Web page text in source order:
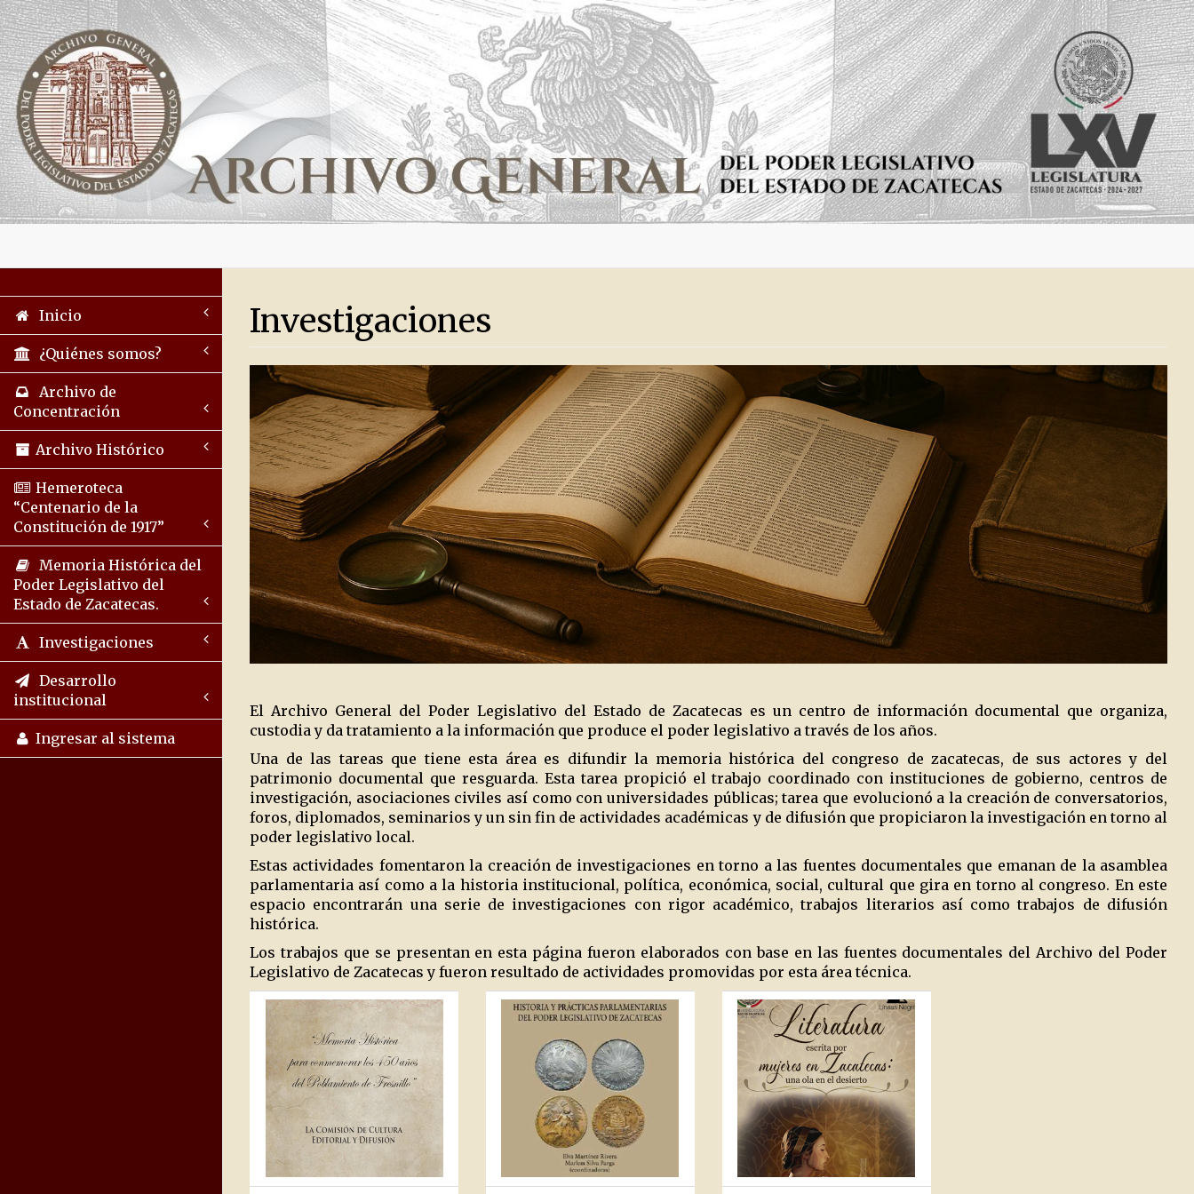
Inicio
¿Quiénes somos?
Archivo de
Concentración
Archivo Histórico
Hemeroteca
“Centenario de la
Constitución de 1917”
Memoria Histórica del
Poder Legislativo del
Estado de Zacatecas.
Investigaciones
Desarrollo
institucional
Ingresar al sistema
Investigaciones
El Archivo General del Poder Legislativo del Estado de Zacatecas es un centro de información documental que organiza,
custodia y da tratamiento a la información que produce el poder legislativo a través de los años.
Una de las tareas que tiene esta área es difundir la memoria histórica del congreso de zacatecas, de sus actores y del
patrimonio documental que resguarda. Esta tarea propició el trabajo coordinado con instituciones de gobierno, centros de
investigación, asociaciones civiles así como con universidades públicas; tarea que evolucionó a la creación de conversatorios,
foros, diplomados, seminarios y un sin fin de actividades académicas y de difusión que propiciaron la investigación en torno al
poder legislativo local.
Estas actividades fomentaron la creación de investigaciones en torno a las fuentes documentales que emanan de la asamblea
parlamentaria así como a la historia institucional, política, económica, social, cultural que gira en torno al congreso. En este
espacio encontrarán una serie de investigaciones con rigor académico, trabajos literarios así como trabajos de difusión
histórica.
Los trabajos que se presentan en esta página fueron elaborados con base en las fuentes documentales del Archivo del Poder
Legislativo de Zacatecas y fueron resultado de actividades promovidas por esta área técnica.